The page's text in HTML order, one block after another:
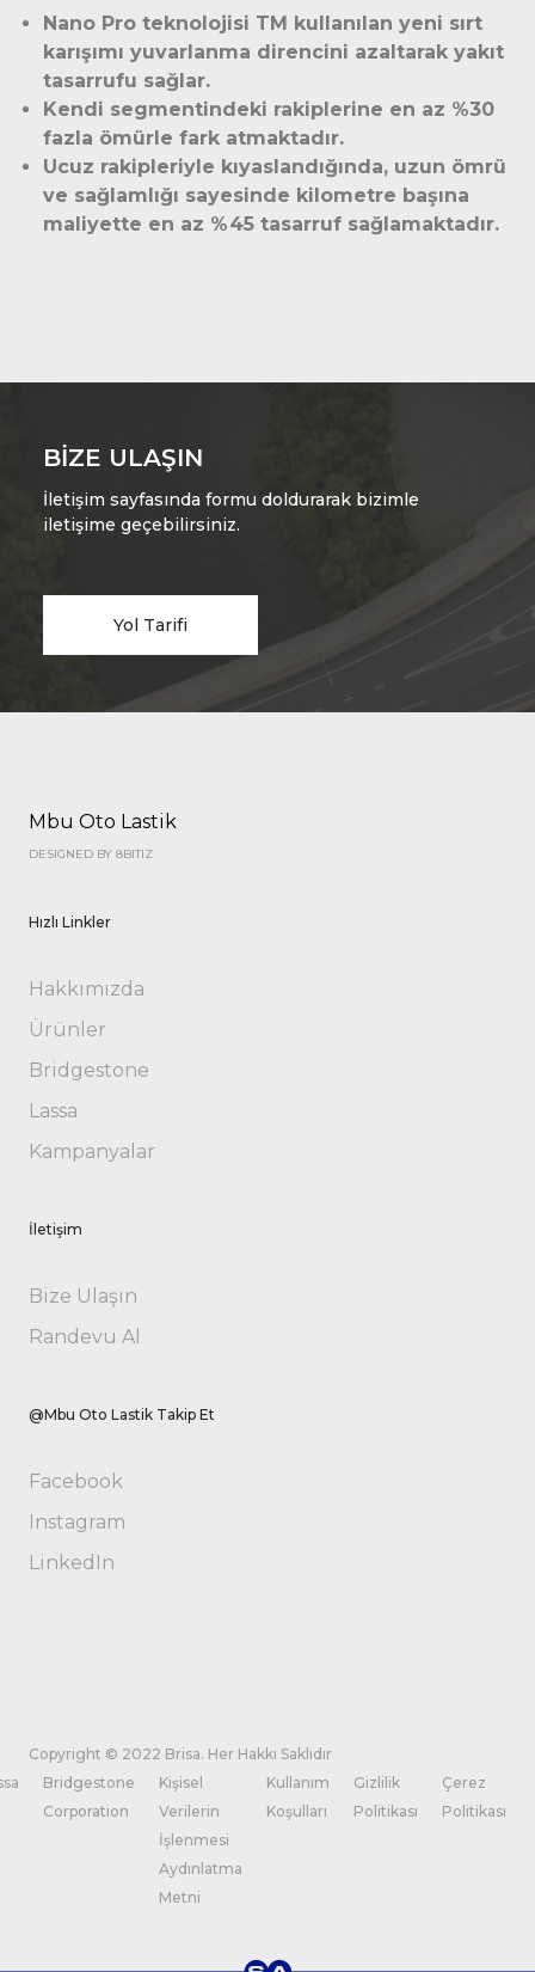
Nano Pro teknolojisi TM kullanılan yeni sırt
karışımı yuvarlanma direncini azaltarak yakıt
tasarrufu sağlar.
Kendi segmentindeki rakiplerine en az %30
fazla ömürle fark atmaktadır.
Ucuz rakipleriyle kıyaslandığında, uzun ömrü
ve sağlamlığı sayesinde kilometre başına
maliyette en az %45 tasarruf sağlamaktadır.
BIZE ULAŞIN
İletişim sayfasında formu doldurarak bizimle
iletişime geçebilirsiniz.
Yol Tarifi
Mbu Oto Lastik
DESIGNED BY 8BITIZ
Hızlı Linkler
Hakkımızda
Ürünler
Bridgestone
Lassa
Kampanyalar
İletişim
Bize Ulaşın
Randevu Al
@Mbu Oto Lastik Takip Et
Facebook
Instagram
LinkedIn
Copyright © 2022 Brisa. Her Hakkı Saklıdır
Bridgestone
Corporation
Kişisel
Verilerin
İşlenmesi
Aydınlatma
Metni
Kullanım
Koşulları
Gizlilik
Politikası
Çerez
Politikası